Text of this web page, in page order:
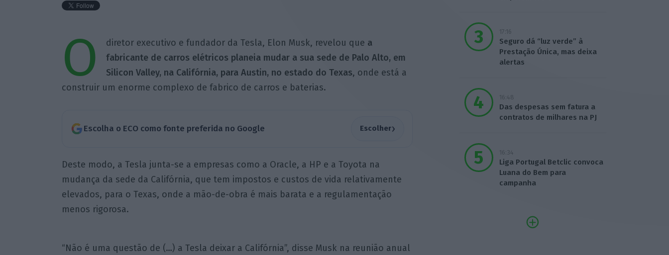
O diretor executivo e fundador da Tesla, Elon Musk, revelou que a
fabricante de carros elétricos planeia mudar a sua sede de Palo Alto, em
Silicon Valley, na Califórnia, para Austin, no estado do Texas, onde está a
construir um enorme complexo de fabrico de carros e baterias.
Escolha o ECO como fonte preferida no Google Escolher›
Deste modo, a Tesla junta-se a empresas como a Oracle, a HP e a Toyota na
mudança da sede da Califórnia, que tem impostos e custos de vida relativamente
elevados, para o Texas, onde a mão-de-obra é mais barata e a regulamentação
menos rigorosa.
“Não é uma questão de (…) a Tesla deixar a Califórnia”, disse Musk na reunião anual
17:16
Seguro dá “luz verde” à
Prestação Única, mas deixa
alertas
16:48
Das despesas sem fatura a
contratos de milhares na PJ
16:34
Liga Portugal Betclic convoca
Luana do Bem para
campanha